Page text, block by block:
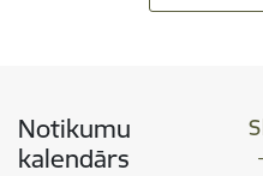
Notikumu
kalendārs